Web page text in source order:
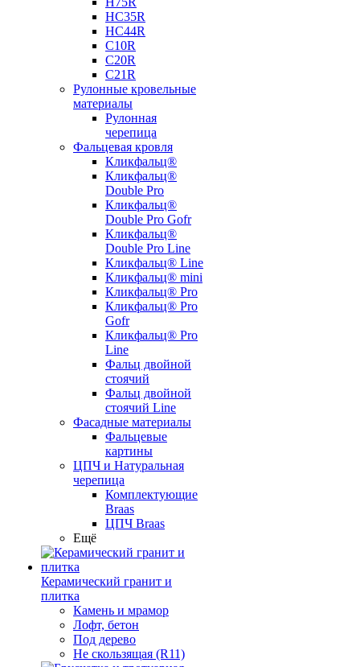
НС35R
НС44R
С10R
С20R
С21R
Рулонные кровельные
материалы
Рулонная
черепица
Фальцевая кровля
Кликфальц®
Кликфальц®
Double Pro
Кликфальц®
Double Pro Gofr
Кликфальц®
Double Pro Line
Кликфальц® Line
Кликфальц® mini
Кликфальц® Pro
Кликфальц® Pro
Gofr
Кликфальц® Pro
Line
Фальц двойной
стоячий
Фальц двойной
стоячий Line
Фасадные материалы
Фальцевые
картины
ЦПЧ и Натуральная
черепица
Комплектующие
Braas
ЦПЧ Braas
Ещё
Керамический гранит и
плитка
Камень и мрамор
Лофт, бетон
Под дерево
Не скользящая (R11)